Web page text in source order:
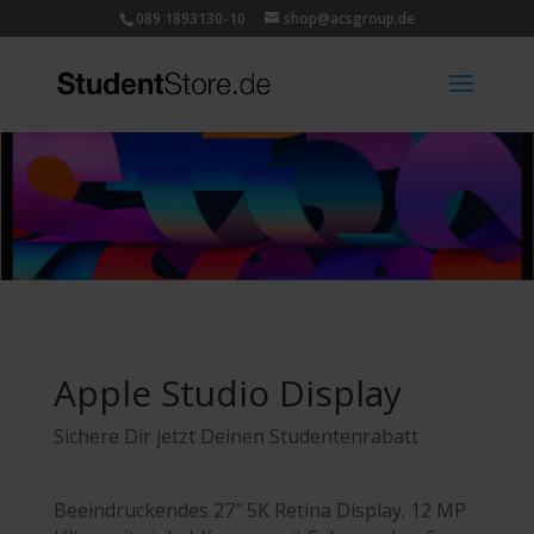
089 1893130-10 shop@acsgroup.de
Apple Studio Display
Sichere Dir jetzt Deinen Studentenrabatt
Beeindruckendes 27″ 5K Retina Display. 12 MP